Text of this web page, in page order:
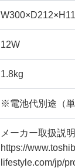
12W
1.8kg
※電池代別途（単
メーカー取扱説
https://
lifestyle.com/jp/